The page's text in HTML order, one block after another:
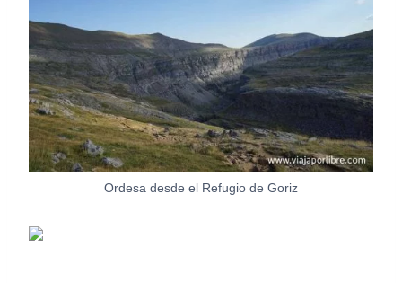
Ordesa desde el Refugio de Goriz